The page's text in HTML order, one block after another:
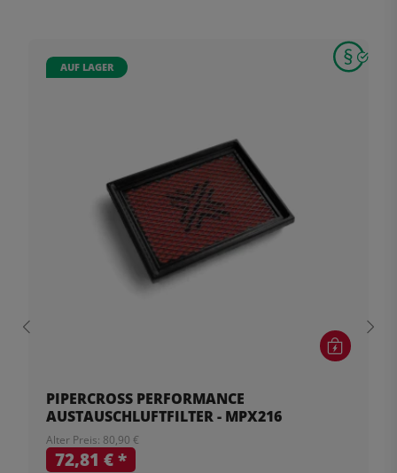
AUF LAGER
PIPERCROSS PERFORMANCE
AUSTAUSCHLUFTFILTER - MPX216
Alter Preis: 80,90 €
72,81 €*